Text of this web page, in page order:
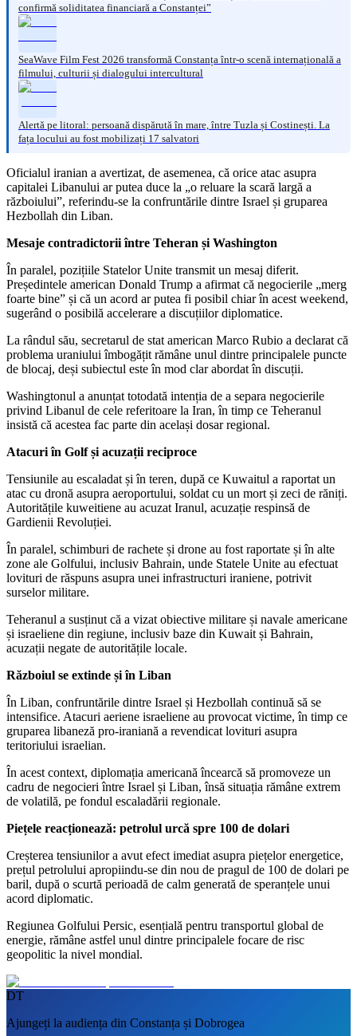
confirmă soliditatea financiară a Constanței”
SeaWave Film Fest 2026 transformă Constanța într-o scenă internațională a
filmului, culturii și dialogului intercultural
Alertă pe litoral: persoană dispărută în mare, între Tuzla și Costinești. La
fața locului au fost mobilizați 17 salvatori
Oficialul iranian a avertizat, de asemenea, că orice atac asupra
capitalei Libanului ar putea duce la „o reluare la scară largă a
războiului”, referindu-se la confruntările dintre Israel și gruparea
Hezbollah din Liban.
Mesaje contradictorii între Teheran și Washington
În paralel, pozițiile Statelor Unite transmit un mesaj diferit.
Președintele american Donald Trump a afirmat că negocierile „merg
foarte bine” și că un acord ar putea fi posibil chiar în acest weekend,
sugerând o posibilă accelerare a discuțiilor diplomatice.
La rândul său, secretarul de stat american Marco Rubio a declarat că
problema uraniului îmbogățit rămâne unul dintre principalele puncte
de blocaj, deși subiectul este în mod clar abordat în discuții.
Washingtonul a anunțat totodată intenția de a separa negocierile
privind Libanul de cele referitoare la Iran, în timp ce Teheranul
insistă că acestea fac parte din același dosar regional.
Atacuri în Golf și acuzații reciproce
Tensiunile au escaladat și în teren, după ce Kuwaitul a raportat un
atac cu dronă asupra aeroportului, soldat cu un mort și zeci de răniți.
Autoritățile kuweitiene au acuzat Iranul, acuzație respinsă de
Gardienii Revoluției.
În paralel, schimburi de rachete și drone au fost raportate și în alte
zone ale Golfului, inclusiv Bahrain, unde Statele Unite au efectuat
lovituri de răspuns asupra unei infrastructuri iraniene, potrivit
surselor militare.
Teheranul a susținut că a vizat obiective militare și navale americane
și israeliene din regiune, inclusiv baze din Kuwait și Bahrain,
acuzații negate de autoritățile locale.
Războiul se extinde și în Liban
În Liban, confruntările dintre Israel și Hezbollah continuă să se
intensifice. Atacuri aeriene israeliene au provocat victime, în timp ce
gruparea libaneză pro-iraniană a revendicat lovituri asupra
teritoriului israelian.
În acest context, diplomația americană încearcă să promoveze un
cadru de negocieri între Israel și Liban, însă situația rămâne extrem
de volatilă, pe fondul escaladării regionale.
Piețele reacționează: petrolul urcă spre 100 de dolari
Creșterea tensiunilor a avut efect imediat asupra piețelor energetice,
prețul petrolului apropiindu-se din nou de pragul de 100 de dolari pe
baril, după o scurtă perioadă de calm generată de speranțele unui
acord diplomatic.
Regiunea Golfului Persic, esențială pentru transportul global de
energie, rămâne astfel unul dintre principalele focare de risc
geopolitic la nivel mondial.
DT
Ajungeți la audiența din Constanța și Dobrogea